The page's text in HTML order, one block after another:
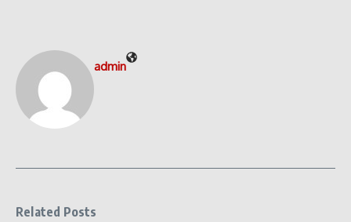
admin
Related Posts